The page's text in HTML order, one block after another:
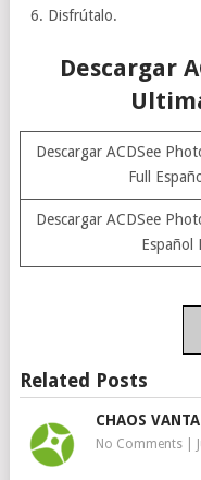
Disfrútalo.
Descargar
Descargar ACDSee
Full
Descargar ACDSee
Español
Related Posts
CHAOS
No Comments|